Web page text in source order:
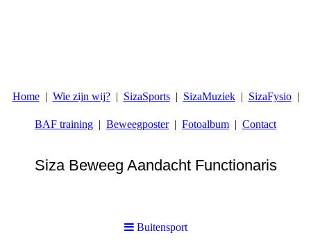
Home Wie zijn wij? SizaSports SizaMuziek SizaFysio
BAF training Beweegposter Fotoalbum Contact
Siza Beweeg Aandacht Functionaris
Buitensport